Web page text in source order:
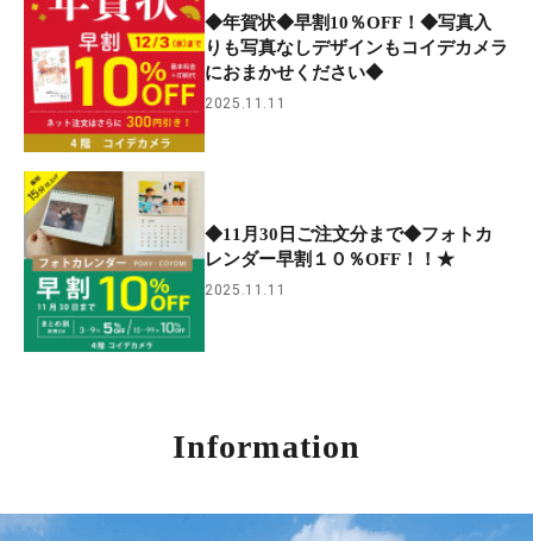
◆年賀状◆早割10％OFF！◆写真入
りも写真なしデザインもコイデカメラ
におまかせください◆
2025.11.11
◆11月30日ご注文分まで◆フォトカ
レンダー早割１０％OFF！！★
2025.11.11
Information